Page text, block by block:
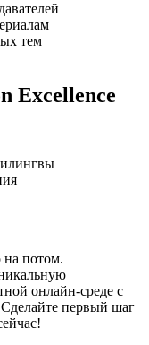
тем
Excellence
на потом.
онлайн-среде с
первый шаг